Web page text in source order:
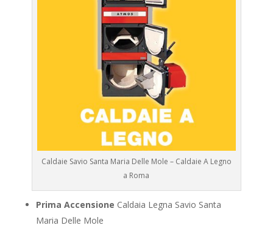
Caldaie Savio Santa Maria Delle Mole – Caldaie A Legno
a Roma
Prima Accensione Caldaia Legna Savio Santa
Maria Delle Mole